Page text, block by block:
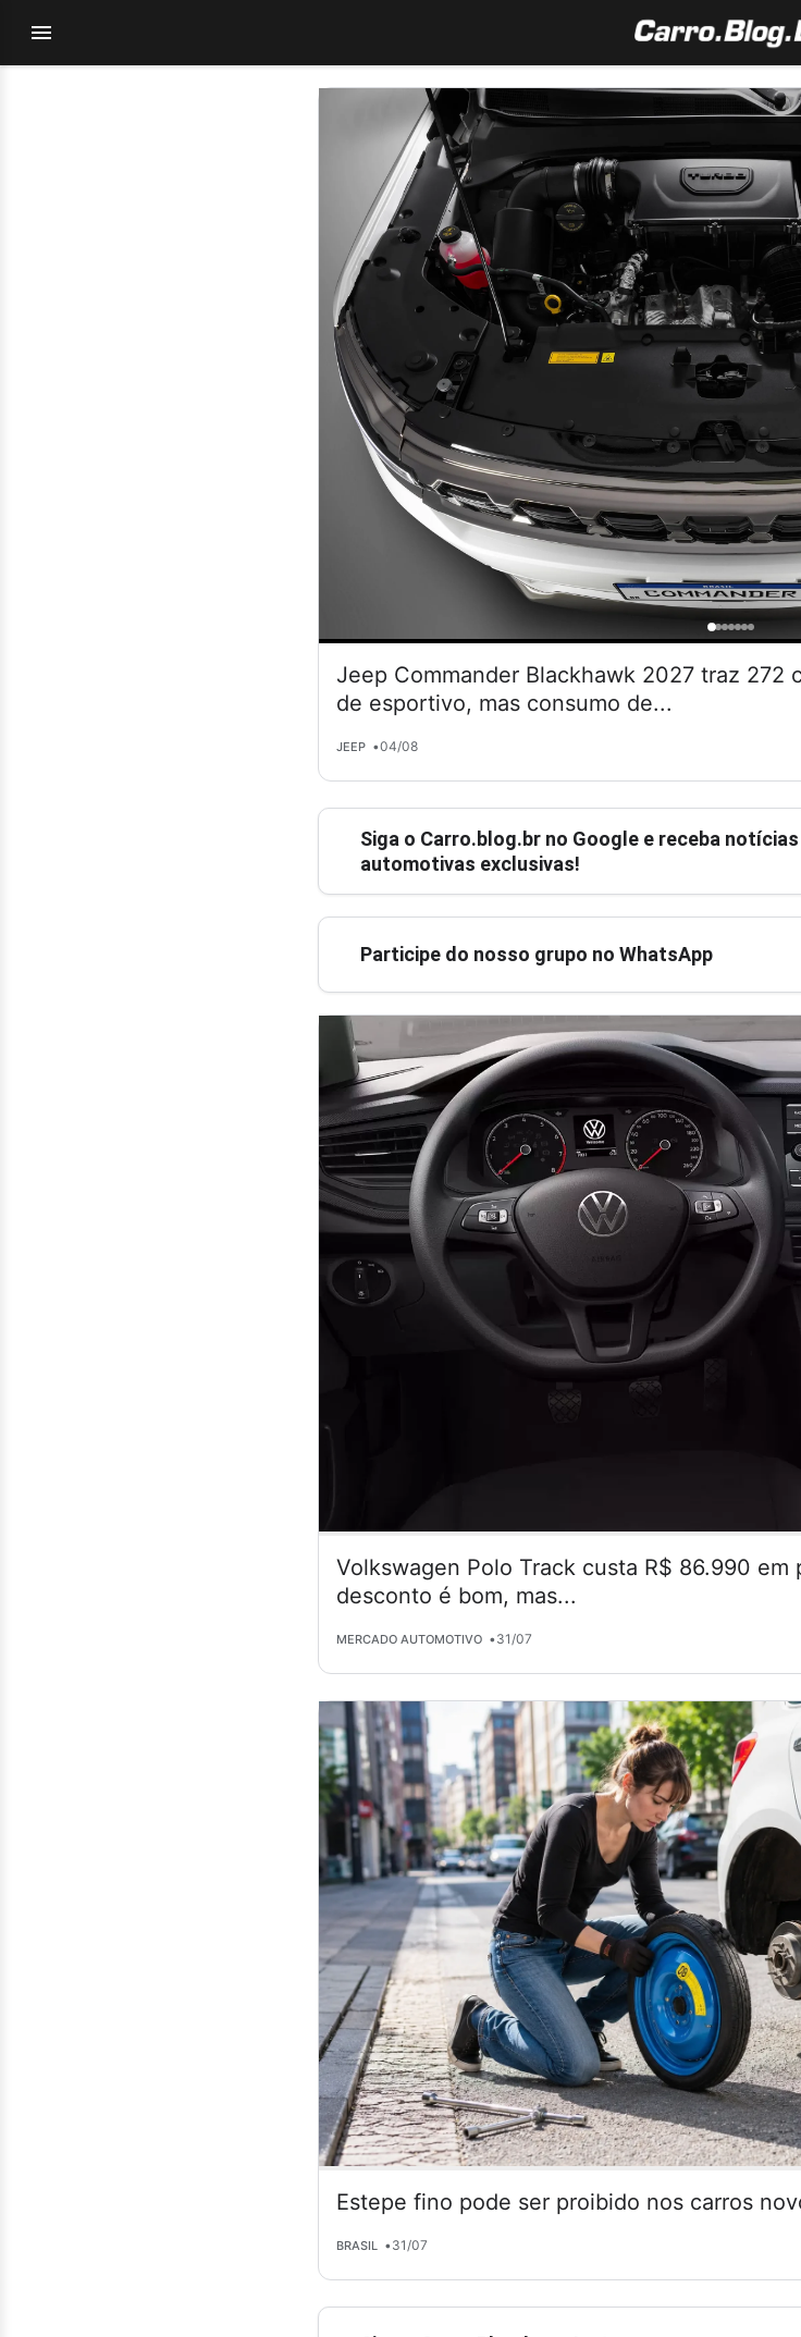
Jeep Commander Blackhawk 2027 traz 272
de esportivo, mas consumo de...
JEEP •04/08
Siga o Carro.blog.br no Google e receba notícias
automotivas exclusivas!
Participe do nosso grupo no WhatsApp
Volkswagen Polo Track custa R$ 86.990 em
desconto é bom, mas...
MERCADO AUTOMOTIVO •31/07
Estepe fino pode ser proibido nos carros
BRASIL •31/07